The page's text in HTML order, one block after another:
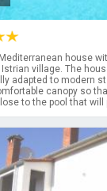
house
village. The
adapted to modern
canopy so
to the pool that will